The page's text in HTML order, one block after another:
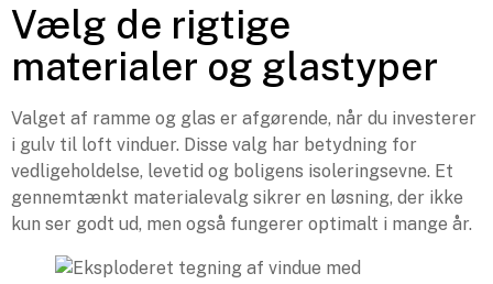
Vælg de rigtige
materialer og glastyper
Valget af ramme og glas er afgørende, når du investerer
i gulv til loft vinduer. Disse valg har betydning for
vedligeholdelse, levetid og boligens isoleringsevne. Et
gennemtænkt materialevalg sikrer en løsning, der ikke
kun ser godt ud, men også fungerer optimalt i mange år.